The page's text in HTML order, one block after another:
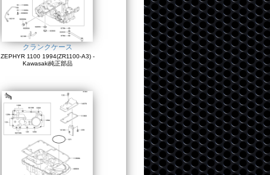
クランクケース
ZEPHYR 1100 1994(ZR1100-A3) -
Kawasaki純正部品